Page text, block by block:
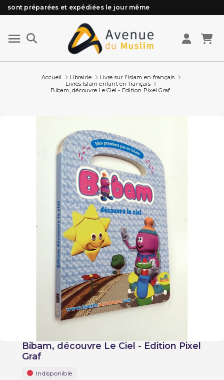
Besoin d'aide ? Retrouvez notre FAQ
Livraison offerte à partir de 89€ d'achat*
Les Commandes passées avant 15h (lun au Vend)
Accueil Librairie
Livre sur l'Islam en français
Livres Islam enfant en français
Bibam, découvre Le Ciel - Edition Pixel Graf
Bibam, découvre Le Ciel - Edition Pixel
Graf
Indisponible